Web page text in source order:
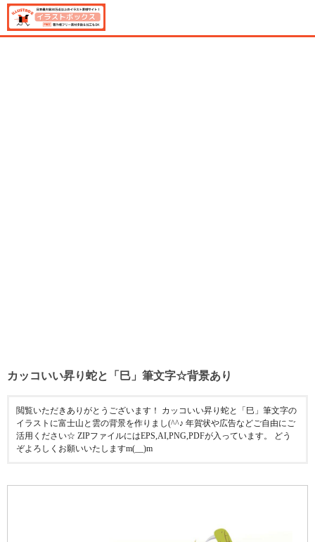
カッコいい昇り蛇と「巳」筆文字☆背景あり
閲覧いただきありがとうございます！ カッコいい昇り蛇と「巳」筆文字の
イラストに富士山と雲の背景を作りまし(^^♪ 年賀状や広告などご自由にご
活用ください☆ ZIPファイルにはEPS,AI,PNG,PDFが入っています。 どう
ぞよろしくお願いいたしますm(__)m